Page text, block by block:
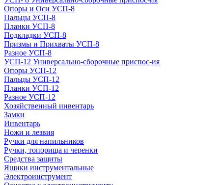
Опоры и Оси УСП-8
Пальцы УСП-8
Планки УСП-8
Подкладки УСП-8
Призмы и Прихваты УСП-8
Разное УСП-8
УСП-12 Универсально-сборочные приспос-ия
Опоры УСП-12
Пальцы УСП-12
Планки УСП-12
Разное УСП-12
Хозяйственный инвентарь
Замки
Инвентарь
Ножи и лезвия
Ручки для напильников
Ручки, топорища и черенки
Средства защиты
Ящики инструментальные
Электроинструмент